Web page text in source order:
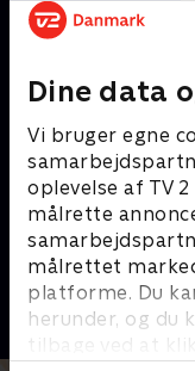
Dine data
Vi bruger egne
oplevelse af TV
målrette
målrettet
platforme. Du
herunder, og du
tilbage ved at
Andre så også
Bjerglægen
Drama • 18 sæsoner